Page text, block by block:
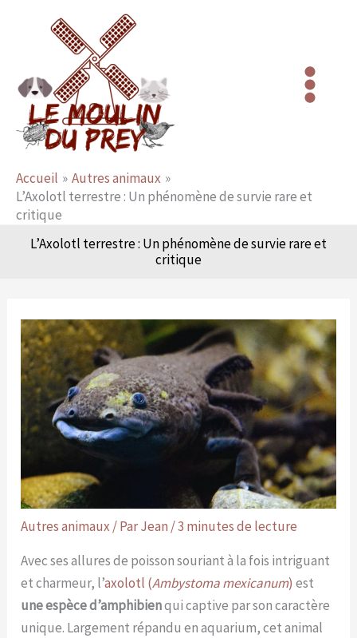
Accueil
Autres animaux
L’Axolotl terrestre : Un phénomène de survie rare et
critique
L’Axolotl terrestre : Un phénomène de survie rare et
critique
Autres animaux / ParJean /3 minutes de lecture
Avec ses allures de poisson souriant à la fois intriguant
et charmeur, l’axolotl (Ambystoma mexicanum)est
une espèce d’amphibienqui captive par son caractère
unique. Largement répandu en aquarium, cet animal